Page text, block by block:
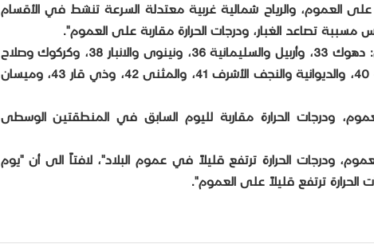
العموم، والرياح شمالية غربية معتدلة السرعة تنشط في الأقسام
وذكر أن "درجات الحرارة العظمى ليوم غدٍ السبت، كالتالي: دهوك 33، وأربيل والسليمانية 36، ونينوى والانبار 38، وكركوك وصلاح
الدين 39، وبغداد وديالى وواسط وبابل وكربلاء المقدسة 40، والديوانية والنجف الأشرف 41، والمثنى 42، وذي قار 43، وميسان
ودرجات الحرارة مقاربة لليوم السابق في المنطقتين الوسطى
ودرجات الحرارة ترتفع قليلاً في عموم البلاد"، لافتاً الى أن "يوم
ترتفع قليلاً على العموم".